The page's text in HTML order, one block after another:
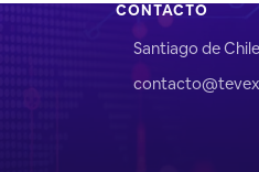
CONTACTO
Santiago de Chile